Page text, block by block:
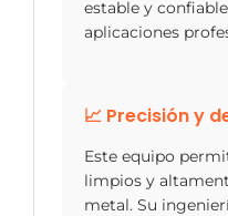
estable y
aplicaciones
📈 Precisión y
Este equipo
limpios y
metal. Su